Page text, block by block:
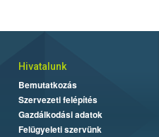
Hivatalunk
Bemutatkozás
Szervezeti felépítés
Gazdálkodási adatok
Felügyeleti szervünk